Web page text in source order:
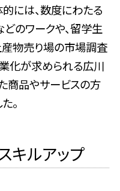
には、数度にわたる
のワークや、留学生
産物売り場の市場調査
化が求められる広川
商品やサービスの方
。
キルアップ